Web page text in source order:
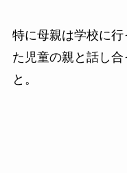
特に母親は学校に
た児童の親と話し
と。